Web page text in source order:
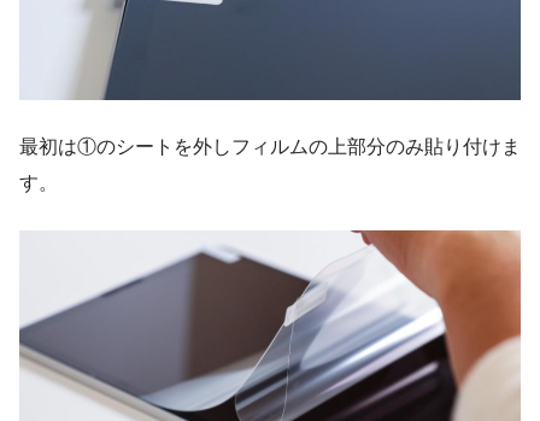
最初は①のシートを外しフィルムの上部分のみ貼り付けま
す。